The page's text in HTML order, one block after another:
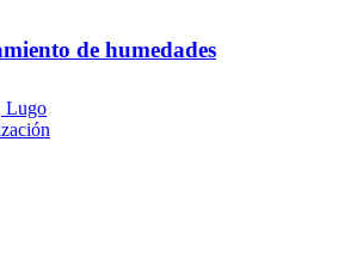
de humedades
Lugo